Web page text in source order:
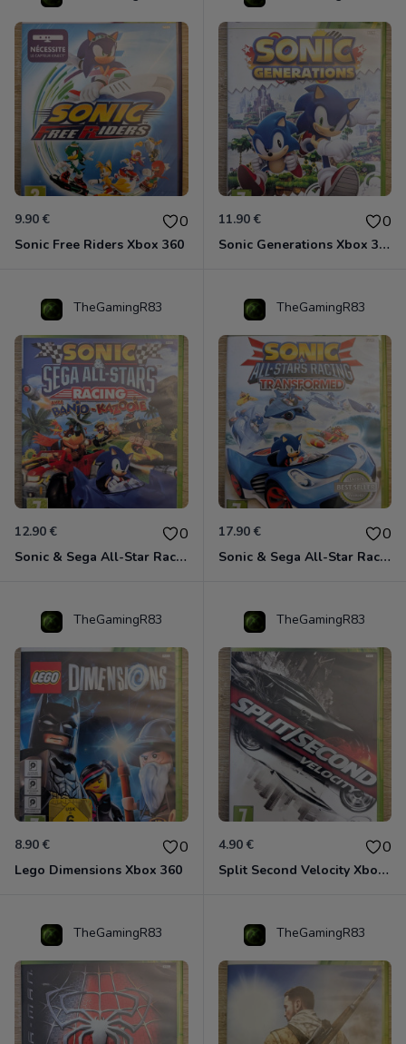
9.90 € 0
Sonic Free Riders Xbox 360
11.90 € 0
Sonic Generations Xbox 360
TheGamingR83
12.90 € 0
Sonic & Sega All-Star Racing avec Banjo-Kazooie Xbox 360
TheGamingR83
17.90 € 0
Sonic & Sega All-Star Racing - Transformed Xbox 360
TheGamingR83
8.90 € 0
Lego Dimensions Xbox 360
TheGamingR83
4.90 € 0
Split Second Velocity Xbox 360
TheGamingR83 TheGamingR83